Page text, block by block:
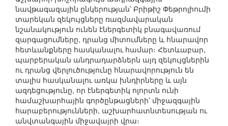
նավթագազային ընկերության՝ Բրիթիշ Փեթրոլիումի
տարեկան զեկույցները ռազմավարական
նշանակություն ունեն էներգետիկ բնագավառում
զարգացումները, դրանց միտումները և հնարավոր
հետևանքները հասկանալու համար։ Հետևաբար,
պարբերական անդրադարձներն այդ զեկույցներին
ու դրանց վերլուծությունը հնարավորություն են
տալիս հասկանալու առկա խնդիրները և այն
ազդեցությունը, որ էներգետիկ ոլորտն ունի
համաշխարհային գործընթացների՝ միջազգային
հարաբերությունների, աշխարհատնտեսության ու
անվտանգային միջավայրի վրա։